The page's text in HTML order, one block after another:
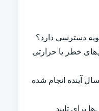
دسترسی دارد؟
خطر یا حرارتی
پیش‌بینی رشد شبکه تا ۵ سال آینده انجام شده
برای تایید